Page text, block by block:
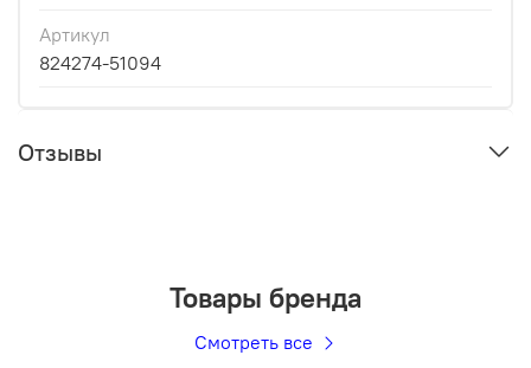
Артикул
824274-51094
Отзывы
Товары бренда
Смотреть все